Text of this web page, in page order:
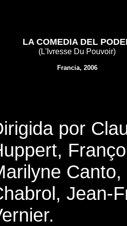
LA COMEDIA DEL
(L'Ivresse Du Pouvoir)
Francia, 2006
por
Jean-